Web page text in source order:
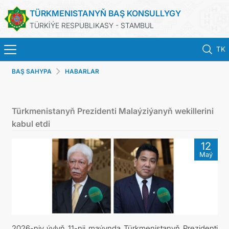
TÜRKMENISTANYŇ BAŞ KONSULLYGY
TÜRKİÝE RESPUBLIKASY - STAMBUL
TK
ANA SAYFA
KONSOLOSLUK RANDEVU SISTEMI
KONSOLOSLUK IŞLEMLERI
DB
BAŞ SAHYPA HABARLAR
Türkmenistanyň Prezidenti Malaýziýanyň wekillerini
kabul etdi
12
Maý